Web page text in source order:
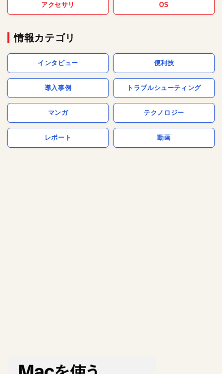
アクセサリ OS
情報カテゴリ
インタビュー 便利技
導入事例 トラブルシューティング
マンガ テクノロジー
レポート 動画